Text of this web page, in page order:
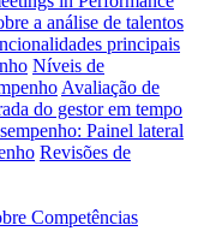
a análise de talentos
principais
Níveis de
Avaliação de
do gestor em tempo
Painel lateral
Revisões de
Competências